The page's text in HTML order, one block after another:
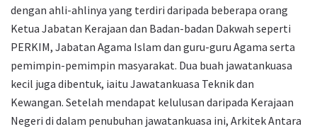
dengan ahli-ahlinya yang terdiri daripada beberapa orang
Ketua Jabatan Kerajaan dan Badan-badan Dakwah seperti
PERKIM, Jabatan Agama Islam dan guru-guru Agama serta
pemimpin-pemimpin masyarakat. Dua buah jawatankuasa
kecil juga dibentuk, iaitu Jawatankuasa Teknik dan
Kewangan. Setelah mendapat kelulusan daripada Kerajaan
Negeri di dalam penubuhan jawatankuasa ini, Arkitek Antara